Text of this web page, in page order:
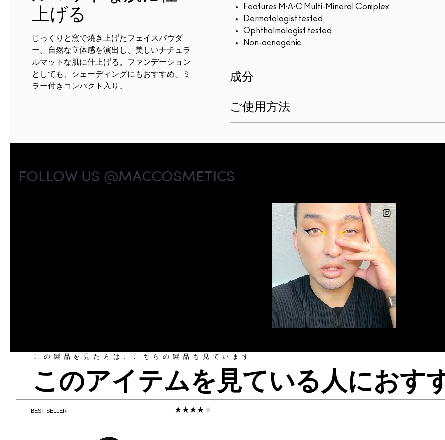
上げる
じっくりと窯で焼き上げたフェイスパウダ
ー。自然な立体感を演出し、美しいナチュラ
ルマットな肌に仕上げる。ファンデーション
としても、シェーディングにもおすすめ。ミ
ラー付きコンパクト入り。
Features M·A·C Multi-Mineral Complex
Dermatologist tested
Ophthalmologist tested
Non-acnegenic
成分
ご使用方法
この製品を見た方は、こちらの製品も見ています
このアイテムを見ている人におす
BEST SELLER